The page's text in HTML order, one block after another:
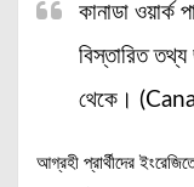
কানাডা
বিস্তারিত তথ্য
থেকে।
আগ্রহী প্রার্থীদের